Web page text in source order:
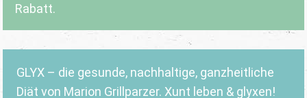
Rabatt.
GLYX – die gesunde, nachhaltige, ganzheitliche
Diät von Marion Grillparzer. Xunt leben & glyxen!